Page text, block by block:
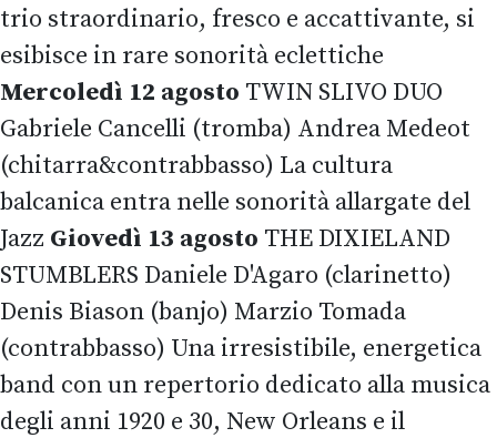
trio straordinario, fresco e accattivante, si
esibisce in rare sonorità eclettiche
Mercoledì 12 agosto TWIN SLIVO DUO
Gabriele Cancelli (tromba) Andrea Medeot
(chitarra&contrabbasso) La cultura
balcanica entra nelle sonorità allargate del
Jazz Giovedì 13 agosto THE DIXIELAND
STUMBLERS Daniele D'Agaro (clarinetto)
Denis Biason (banjo) Marzio Tomada
(contrabbasso) Una irresistibile, energetica
band con un repertorio dedicato alla musica
degli anni 1920 e 30, New Orleans e il